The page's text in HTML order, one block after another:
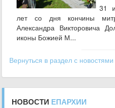
31
лет со дня кончины
Александра Викторовича
иконы Божией М...
Вернуться в раздел с новостями
НОВОСТИ ЕПАРХИИ